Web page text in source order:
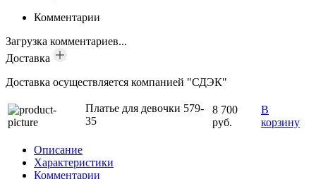
Комментарии
Загрузка комментариев...
Доставка
Доставка осуществляется компанией "СДЭК"
Платье для девочки 579-
35
8 700
руб.
В
корзину
Описание
Характеристики
Комментарии